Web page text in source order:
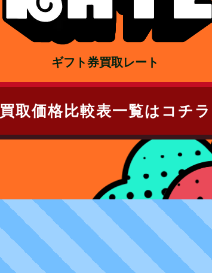
ギフト券買取レート
買取価格比較表一覧はコチラ